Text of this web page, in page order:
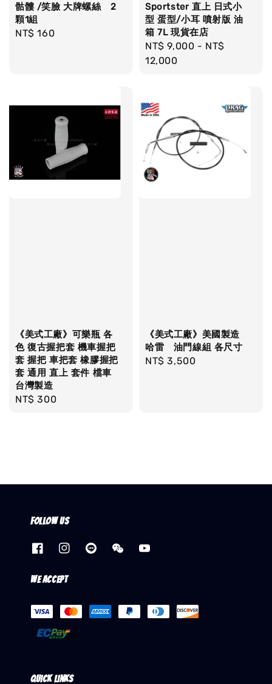
骷髏 /笑臉 大牌螺絲 2
顆1組
Regular
NT$ 160
Sportster 直上 日式小
型 蛋型/小耳 噴射版 油
箱 7L 現貨在店
Regular
price
NT$ 9,000 - NT$
12,000
《美式工廠》可樂瓶 各
色 復古握把套 機車握把
套 握把 車把套 橡膠握把
套 通用 直上 套件 檔車
台灣製造
Regular
NT$ 300
《美式工廠》美國製造
哈雷 油門線組 各尺寸
Regular
NT$ 3,500
Follow us
We accept
Quick links